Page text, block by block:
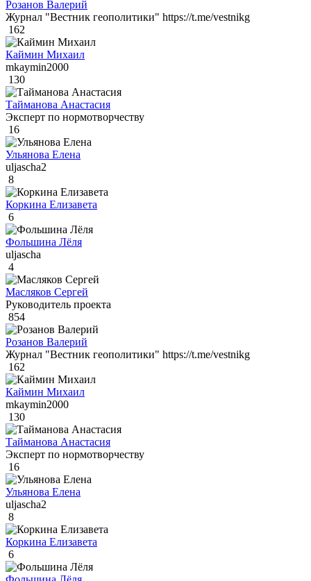
Розанов Валерий
Журнал "Вестник геополитики" https://t.me/vestnikg
162
Каймин Михаил
mkaymin2000
130
Тайманова Анастасия
Эксперт по нормотворчеству
16
Ульянова Елена
uljascha2
8
Коркина Елизавета
6
Фольшина Лёля
uljascha
4
Масляков Сергей
Руководитель проекта
854
Розанов Валерий
Журнал "Вестник геополитики" https://t.me/vestnikg
162
Каймин Михаил
mkaymin2000
130
Тайманова Анастасия
Эксперт по нормотворчеству
16
Ульянова Елена
uljascha2
8
Коркина Елизавета
6